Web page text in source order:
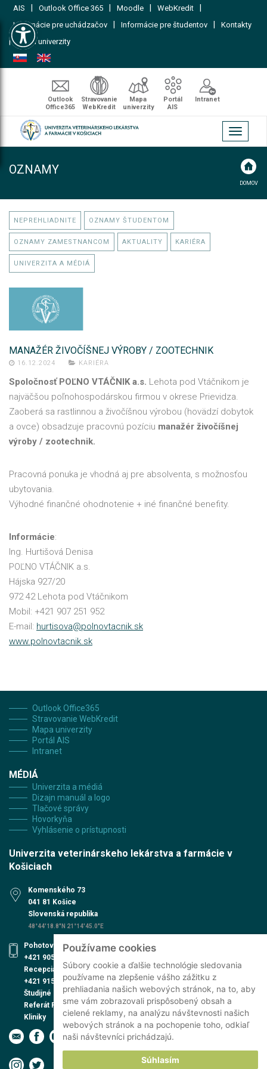
Open toolbar
Používame cookies
Súbory cookie a ďalšie technológie sledovania
používame na zlepšenie vášho zážitku z
prehliadania našich webových stránok, na to, aby
sme vám zobrazovali prispôsobený obsah a
cielené reklamy, na analýzu návštevnosti našich
webových stránok a na pochopenie toho, odkiaľ
naši návštevníci prichádzajú.
Súhlasím
AIS Outlook Office 365 Moodle WebKredit
Informácie pre uchádzačov Informácie pre študentov Kontakty
| Mapa univerzity
Outlook
Office365
Stravovanie
WebKredit
Mapa
univerzity
Portál
AIS
Intranet
Toggle
OZNAMY
DOMOV
NEPREHLIADNITE OZNAMY ŠTUDENTOM
OZNAMY ZAMESTNANCOM AKTUALITY KARIÉRA
UNIVERZITA A MÉDIÁ
MANAŽÉR ŽIVOČÍŠNEJ VÝROBY / ZOOTECHNIK
16.12.2024 KARIÉRA
Spoločnosť POĽNO VTÁČNIK a.s. Lehota pod Vtáčnikom je
najväčšou poľnohospodárskou firmou v okrese Prievidza.
Zaoberá sa rastlinnou a živočíšnou výrobou (hovädzí dobytok
a ovce) obsadzuje pracovnú pozíciu manažér živočíšnej
výroby / zootechnik.
Pracovná ponuka je vhodná aj pre absolventa, s možnosťou
ubytovania.
Výhodné finančné ohodnotenie + iné finančné benefity.
Informácie:
Ing. Hurtišová Denisa
POĽNO VTÁČNIK a.s.
Hájska 927/20
972 42 Lehota pod Vtáčnikom
Mobil: +421 907 251 952
E-mail: hurtisova@polnovtacnik.sk
www.polnovtacnik.sk
Outlook Office365
Stravovanie WebKredit
Mapa univerzity
Portál AIS
Intranet
MÉDIÁ
Univerzita a médiá
Dizajn manuál a logo
Tlačové správy
Hovorkyňa
Vyhlásenie o prístupnosti
Univerzita veterinárskeho lekárstva a farmácie v
Košiciach
Komenského 73
041 81 Košice
Slovenská republika
48°44'18.8"N 21°14'45.0"E
Pohotovosť UVN
+421 905 579 559
Recepcia UVN
+421 915 991 474
Študijné oddelenie
Referát PhD. štúdia
Kliniky